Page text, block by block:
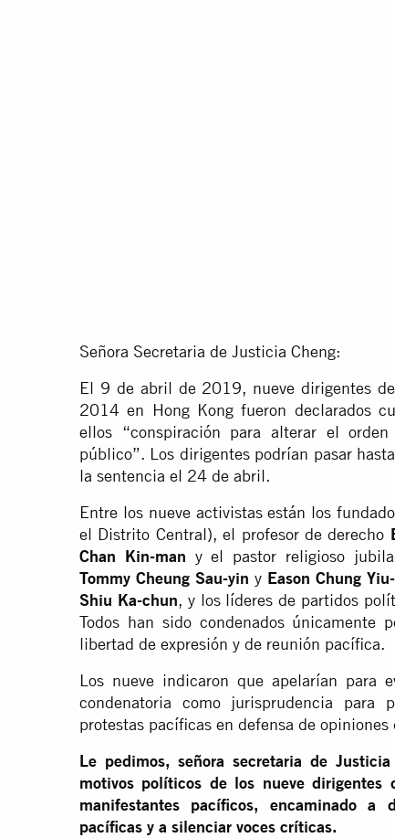
Señora Secretaria de Justicia Cheng:
El 9 de abril de 2019, nueve dirigentes
2014 en Hong Kong fueron declarados
ellos “conspiración para alterar el
público”. Los dirigentes podrían pasar
la sentencia el 24 de abril.
Entre los nueve activistas están los
el Distrito Central), el profesor de derecho
Chan Kin-man y el pastor religioso
Tommy Cheung Sau-yin y Eason Chung
Shiu Ka-chun, y los líderes de partidos
Todos han sido condenados
libertad de expresión y de reunión pacífica.
Los nueve indicaron que apelarían para
condenatoria como jurisprudencia
protestas pacíficas en defensa de opiniones
Le pedimos, señora secretaria de
motivos políticos de los nueve dirigentes
manifestantes pacíficos, encaminado
pacíficas y a silenciar voces críticas.